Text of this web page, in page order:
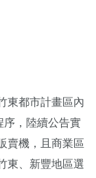
東都市計畫區內
序，陸續公告實
賣機，且商業區
東、新豐地區選